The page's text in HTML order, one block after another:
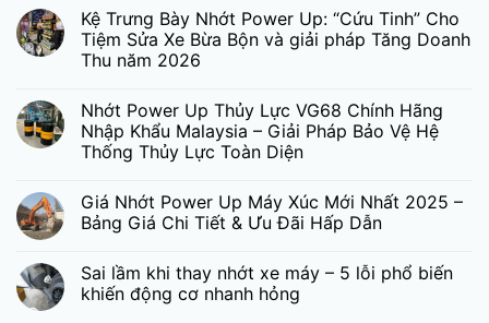
Kệ Trưng Bày Nhớt Power Up: “Cứu Tinh” Cho
Tiệm Sửa Xe Bừa Bộn và giải pháp Tăng Doanh
Thu năm 2026
Nhớt Power Up Thủy Lực VG68 Chính Hãng
Nhập Khẩu Malaysia – Giải Pháp Bảo Vệ Hệ
Thống Thủy Lực Toàn Diện
Giá Nhớt Power Up Máy Xúc Mới Nhất 2025 –
Bảng Giá Chi Tiết & Ưu Đãi Hấp Dẫn
Sai lầm khi thay nhớt xe máy – 5 lỗi phổ biến
khiến động cơ nhanh hỏng